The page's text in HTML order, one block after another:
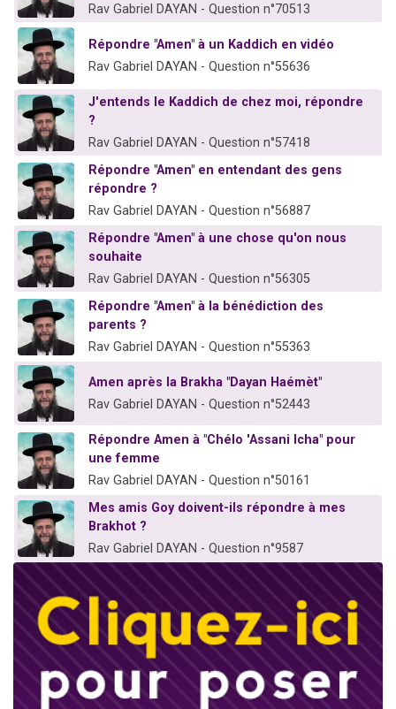
Rav Gabriel DAYAN - Question n°70513
Répondre "Amen" à un Kaddich en vidéo
Rav Gabriel DAYAN - Question n°55636
J'entends le Kaddich de chez moi, répondre
?
Rav Gabriel DAYAN - Question n°57418
Répondre "Amen" en entendant des gens
répondre ?
Rav Gabriel DAYAN - Question n°56887
Répondre "Amen" à une chose qu'on nous
souhaite
Rav Gabriel DAYAN - Question n°56305
Répondre "Amen" à la bénédiction des
parents ?
Rav Gabriel DAYAN - Question n°55363
Amen après la Brakha "Dayan Haémèt"
Rav Gabriel DAYAN - Question n°52443
Répondre Amen à "Chélo 'Assani Icha" pour
une femme
Rav Gabriel DAYAN - Question n°50161
Mes amis Goy doivent-ils répondre à mes
Brakhot ?
Rav Gabriel DAYAN - Question n°9587